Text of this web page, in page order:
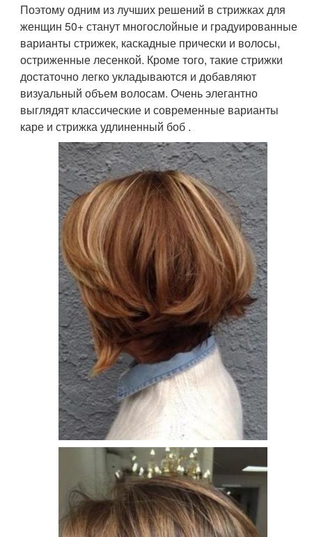
Поэтому одним из лучших решений в стрижках для
женщин 50+ станут многослойные и градуированные
варианты стрижек, каскадные прически и волосы,
остриженные лесенкой. Кроме того, такие стрижки
достаточно легко укладываются и добавляют
визуальный объем волосам. Очень элегантно
выглядят классические и современные варианты
каре и стрижка удлиненный боб .